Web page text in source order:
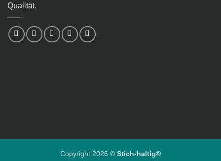
Qualität.
Copyright 2026 © Stich-haltig®